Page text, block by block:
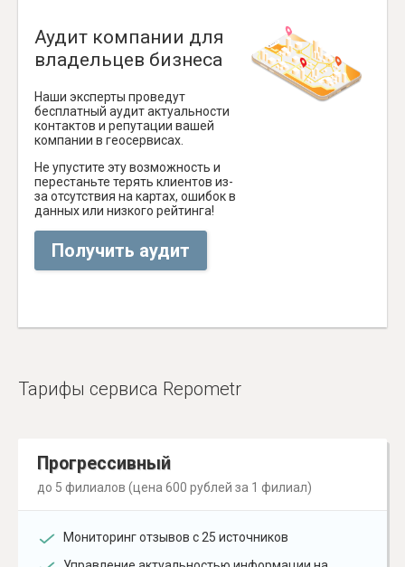
Аудит компании для
владельцев бизнеса
Наши эксперты проведут
бесплатный аудит актуальности
контактов и репутации вашей
компании в геосервисах.
Не упустите эту возможность и
перестаньте терять клиентов из-
за отсутствия на картах, ошибок в
данных или низкого рейтинга!
Получить аудит
Тарифы сервиса Repometr
Прогрессивный
до 5 филиалов (цена 600 рублей за 1 филиал)
Мониторинг отзывов с 25 источников